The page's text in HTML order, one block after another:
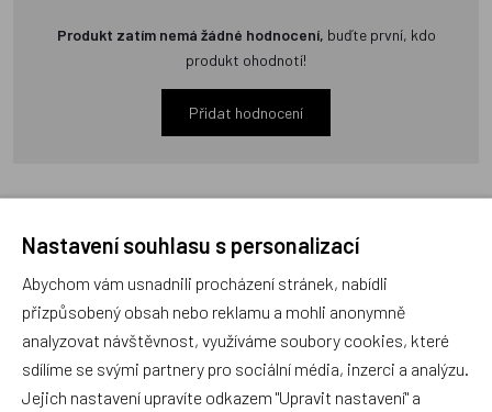
Produkt zatím nemá žádné hodnocení, buďte první, kdo
produkt ohodnotí!
Přidat hodnocení
Zboží se stejným motivem
Magnet Kytička červená Magnet Beruška
Nastavení souhlasu s personalizací
Abychom vám usnadnili procházení stránek, nabídli
přizpůsobený obsah nebo reklamu a mohli anonymně
analyzovat návštěvnost, využíváme soubory cookies, které
sdílíme se svými partnery pro sociální média, inzerci a analýzu.
Jejich nastavení upravíte odkazem "Upravit nastavení" a